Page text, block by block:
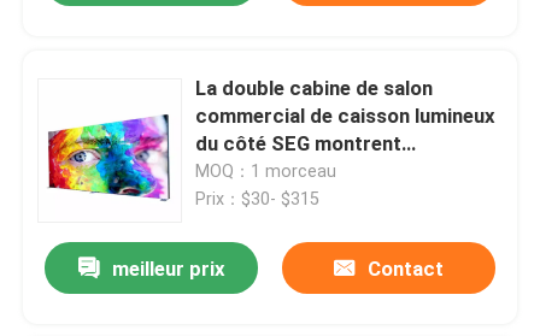
La double cabine de salon
commercial de caisson lumineux
du côté SEG montrent
1000x2200x80mm pour la
cabine d'expo
MOQ：1 morceau
Prix：$30- $315
meilleur prix Contact